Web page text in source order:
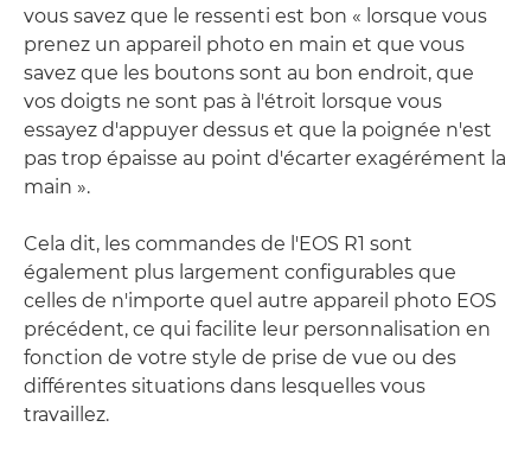
vous savez que le ressenti est bon « lorsque vous
prenez un appareil photo en main et que vous
savez que les boutons sont au bon endroit, que
vos doigts ne sont pas à l'étroit lorsque vous
essayez d'appuyer dessus et que la poignée n'est
pas trop épaisse au point d'écarter exagérément la
main ».
Cela dit, les commandes de l'EOS R1 sont
également plus largement configurables que
celles de n'importe quel autre appareil photo EOS
précédent, ce qui facilite leur personnalisation en
fonction de votre style de prise de vue ou des
différentes situations dans lesquelles vous
travaillez.